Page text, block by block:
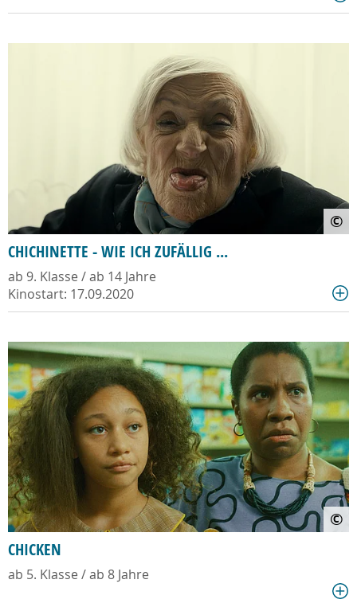
©
CHICHINETTE - WIE ICH ZUFÄLLIG ...
ab 9. Klasse / ab 14 Jahre
Kinostart: 17.09.2020
©
CHICKEN
ab 5. Klasse / ab 8 Jahre